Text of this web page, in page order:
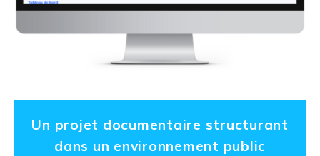
Un projet documentaire structurant
dans un environnement public